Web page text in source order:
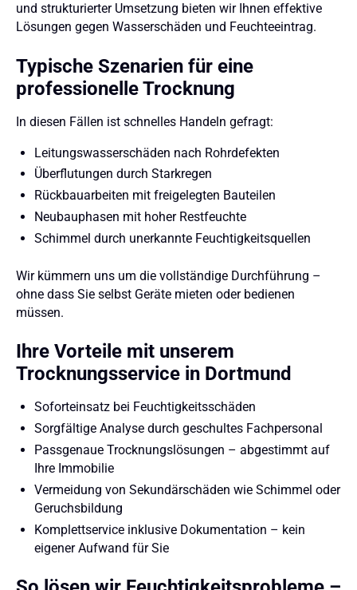
und strukturierter Umsetzung bieten wir Ihnen effektive
Lösungen gegen Wasserschäden und Feuchteeintrag.
Typische Szenarien für eine
professionelle Trocknung
In diesen Fällen ist schnelles Handeln gefragt:
Leitungswasserschäden nach Rohrdefekten
Überflutungen durch Starkregen
Rückbauarbeiten mit freigelegten Bauteilen
Neubauphasen mit hoher Restfeuchte
Schimmel durch unerkannte Feuchtigkeitsquellen
Wir kümmern uns um die vollständige Durchführung –
ohne dass Sie selbst Geräte mieten oder bedienen
müssen.
Ihre Vorteile mit unserem
Trocknungsservice in Dortmund
Soforteinsatz bei Feuchtigkeitsschäden
Sorgfältige Analyse durch geschultes Fachpersonal
Passgenaue Trocknungslösungen – abgestimmt auf
Ihre Immobilie
Vermeidung von Sekundärschäden wie Schimmel oder
Geruchsbildung
Komplettservice inklusive Dokumentation – kein
eigener Aufwand für Sie